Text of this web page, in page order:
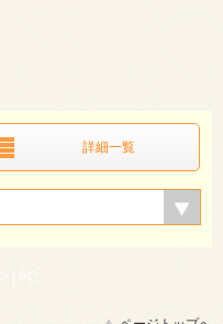
詳細一覧
| PC